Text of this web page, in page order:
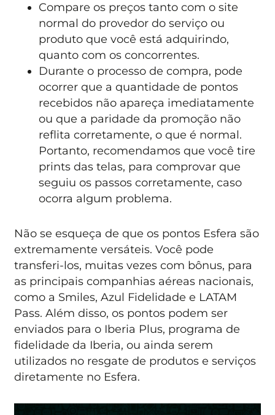
Compare os preços tanto com o site
normal do provedor do serviço ou
produto que você está adquirindo,
quanto com os concorrentes.
Durante o processo de compra, pode
ocorrer que a quantidade de pontos
recebidos não apareça imediatamente
ou que a paridade da promoção não
reflita corretamente, o que é normal.
Portanto, recomendamos que você tire
prints das telas, para comprovar que
seguiu os passos corretamente, caso
ocorra algum problema.
Não se esqueça de que os pontos Esfera são
extremamente versáteis. Você pode
transferi-los, muitas vezes com bônus, para
as principais companhias aéreas nacionais,
como a Smiles, Azul Fidelidade e LATAM
Pass. Além disso, os pontos podem ser
enviados para o Iberia Plus, programa de
fidelidade da Iberia, ou ainda serem
utilizados no resgate de produtos e serviços
diretamente no Esfera.